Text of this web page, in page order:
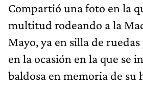
Compartió una foto en la
multitud rodeando a la
Mayo, ya en silla de
en la ocasión en la que se
baldosa en memoria de su